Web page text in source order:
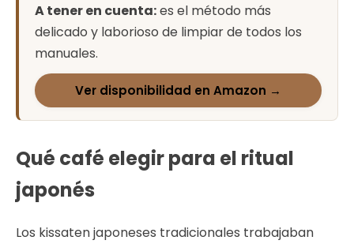
A tener en cuenta:es el método más
delicado y laborioso de limpiar de todos los
manuales.
Ver disponibilidad en Amazon →
Qué café elegir para el ritual
japonés
Los kissaten japoneses tradicionales trabajaban